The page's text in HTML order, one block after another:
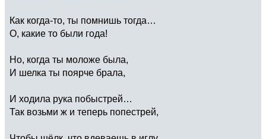
Как когда-то, ты помнишь тогда…
О, какие то были года!
Но, когда ты моложе была,
И шелка ты поярче брала,
И ходила рука побыстрей…
Так возьми ж и теперь попестрей,